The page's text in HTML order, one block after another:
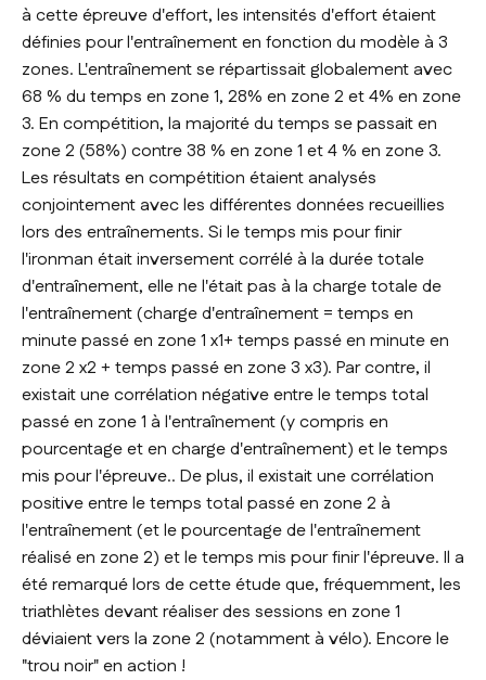
à cette épreuve d'effort, les intensités d'effort étaient
définies pour l'entraînement en fonction du modèle à 3
zones. L'entraînement se répartissait globalement avec
68 % du temps en zone 1, 28% en zone 2 et 4% en zone
3. En compétition, la majorité du temps se passait en
zone 2 (58%) contre 38 % en zone 1 et 4 % en zone 3.
Les résultats en compétition étaient analysés
conjointement avec les différentes données recueillies
lors des entraînements. Si le temps mis pour finir
l'ironman était inversement corrélé à la durée totale
d'entraînement, elle ne l'était pas à la charge totale de
l'entraînement (charge d'entraînement = temps en
minute passé en zone 1 x1+ temps passé en minute en
zone 2 x2 + temps passé en zone 3 x3). Par contre, il
existait une corrélation négative entre le temps total
passé en zone 1 à l'entraînement (y compris en
pourcentage et en charge d'entraînement) et le temps
mis pour l'épreuve.. De plus, il existait une corrélation
positive entre le temps total passé en zone 2 à
l'entraînement (et le pourcentage de l'entraînement
réalisé en zone 2) et le temps mis pour finir l'épreuve. Il a
été remarqué lors de cette étude que, fréquemment, les
triathlètes devant réaliser des sessions en zone 1
déviaient vers la zone 2 (notamment à vélo). Encore le
"trou noir" en action !